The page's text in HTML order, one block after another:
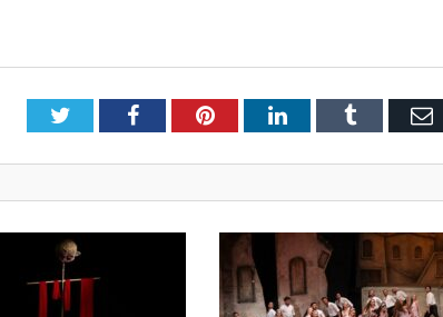
TwitterFacebookPinterestLinkedInTumblr E-